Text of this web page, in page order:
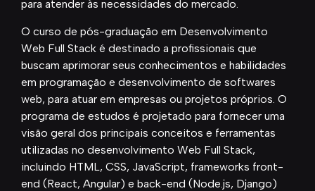
para atender às necessidades do mercado.
O curso de pós-graduação em Desenvolvimento
Web Full Stack é destinado a profissionais que
buscam aprimorar seus conhecimentos e habilidades
em programação e desenvolvimento de softwares
web, para atuar em empresas ou projetos próprios. O
programa de estudos é projetado para fornecer uma
visão geral dos principais conceitos e ferramentas
utilizadas no desenvolvimento Web Full Stack,
incluindo HTML, CSS, JavaScript, frameworks front-
end (React, Angular) e back-end (Node.js, Django)